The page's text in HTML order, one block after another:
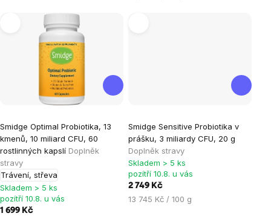
Smidge Optimal Probiotika, 13
kmenů, 10 miliard CFU, 60
rostlinných kapslí Doplněk
stravy
Trávení, střeva
Skladem > 5 ks
pozítří 10.8. u vás
1 699 Kč
Smidge Sensitive Probiotika v
prášku, 3 miliardy CFU, 20 g
Doplněk stravy
hodnocení
produktu
je
5,0
z
5
Skladem > 5 ks
pozítří 10.8. u vás
2 749 Kč
Měrná
13 745 Kč / 100 g